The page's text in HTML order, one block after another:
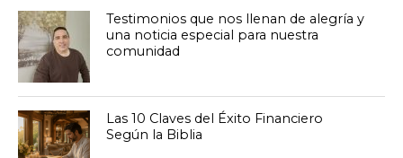
Testimonios que nos llenan de alegría y
una noticia especial para nuestra
comunidad
Las 10 Claves del Éxito Financiero
Según la Biblia